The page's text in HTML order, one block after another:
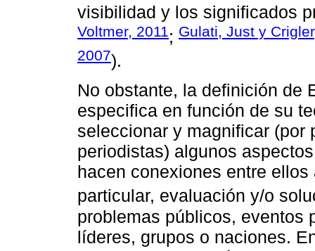
visibilidad y los significados
Voltmer, 2011; Gulati, Just y
2007).
No obstante, la definición de
especifica en función de su
seleccionar y magnificar (por
periodistas) algunos
hacen conexiones entre
particular, evaluación y/o
problemas públicos, eventos
líderes, grupos o naciones.